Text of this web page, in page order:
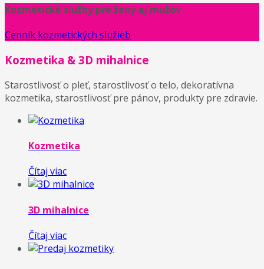
Kozmetické služby pre ženy aj mužov
Cenník kozmetických služieb
Kozmetika & 3D mihalnice
Starostlivosť o pleť, starostlivosť o telo, dekoratívna
kozmetika, starostlivosť pre pánov, produkty pre zdravie.
Kozmetika
Čítaj viac
3D mihalnice
Čítaj viac